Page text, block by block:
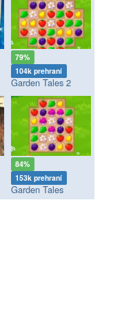
79%
104k prehraní
Garden Tales 2
84%
153k prehraní
Garden Tales